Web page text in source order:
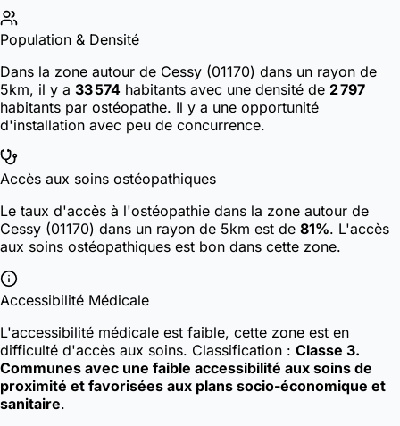
Population & Densité
Dans la zone autour de Cessy (01170) dans un rayon de
5km, il y a 33 574 habitants avec une densité de 2 797
habitants par ostéopathe. Il y a une opportunité
d'installation avec peu de concurrence.
Accès aux soins ostéopathiques
Le taux d'accès à l'ostéopathie dans la zone autour de
Cessy (01170) dans un rayon de 5km est de 81%. L'accès
aux soins ostéopathiques est bon dans cette zone.
Accessibilité Médicale
L'accessibilité médicale est faible, cette zone est en
difficulté d'accès aux soins. Classification : Classe 3.
Communes avec une faible accessibilité aux soins de
proximité et favorisées aux plans socio-économique et
sanitaire.